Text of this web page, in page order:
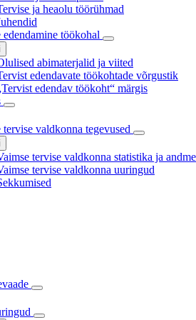
ja heaolu töörühmad
edendamine töökohal
abimaterjalid ja viited
edendavate töökohtade võrgustik
edendav töökoht“ märgis
tervise valdkonna tegevused
tervise valdkonna statistika ja
tervise valdkonna uuringud